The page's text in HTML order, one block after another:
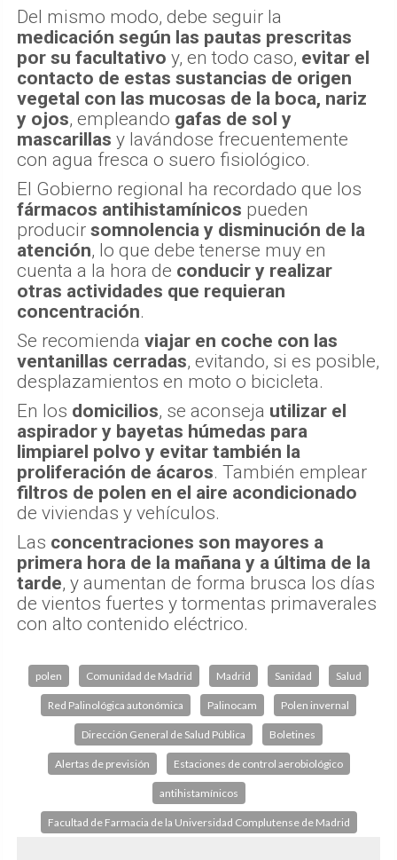
Del mismo modo, debe seguir la
medicación según las pautas prescritas
por su facultativo y, en todo caso, evitar el
contacto de estas sustancias de origen
vegetal con las mucosas de la boca, nariz
y ojos, empleando gafas de sol y
mascarillas y lavándose frecuentemente
con agua fresca o suero fisiológico.
El Gobierno regional ha recordado que los
fármacos antihistamínicos pueden
producir somnolencia y disminución de la
atención, lo que debe tenerse muy en
cuenta a la hora de conducir y realizar
otras actividades que requieran
concentración.
Se recomienda viajar en coche con las
ventanillas cerradas, evitando, si es posible,
desplazamientos en moto o bicicleta.
En los domicilios, se aconseja utilizar el
aspirador y bayetas húmedas para
limpiarel polvo y evitar también la
proliferación de ácaros. También emplear
filtros de polen en el aire acondicionado
de viviendas y vehículos.
Las concentraciones son mayores a
primera hora de la mañana y a última de la
tarde, y aumentan de forma brusca los días
de vientos fuertes y tormentas primaverales
con alto contenido eléctrico.
polen Comunidad de Madrid Madrid Sanidad Salud
Red Palinológica autonómica Palinocam Polen invernal
Dirección General de Salud Pública Boletines
Alertas de previsión Estaciones de control aerobiológico
antihistamínicos
Facultad de Farmacia de la Universidad Complutense de Madrid